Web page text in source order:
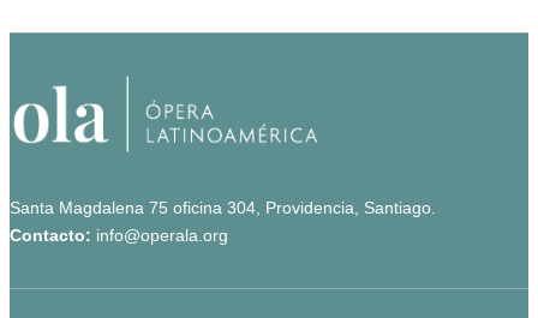
Santa Magdalena 75 oficina 304, Providencia, Santiago.
Contacto: info@operala.org